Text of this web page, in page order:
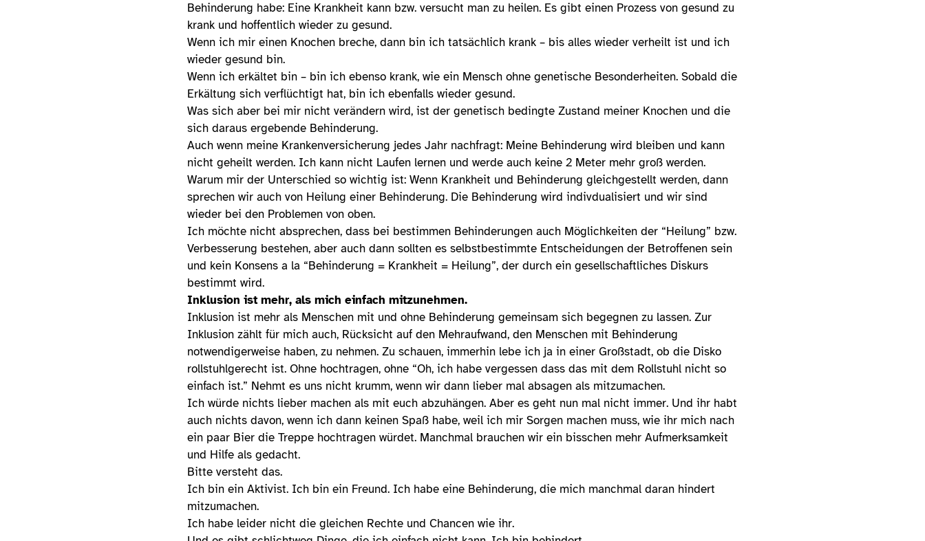
Behinderung habe: Eine Krankheit kann bzw. versucht man zu heilen. Es gibt einen Prozess von gesund zu
krank und hoffentlich wieder zu gesund.
Wenn ich mir einen Knochen breche, dann bin ich tatsächlich krank – bis alles wieder verheilt ist und ich
wieder gesund bin.
Wenn ich erkältet bin – bin ich ebenso krank, wie ein Mensch ohne genetische Besonderheiten. Sobald die
Erkältung sich verflüchtigt hat, bin ich ebenfalls wieder gesund.
Was sich aber bei mir nicht verändern wird, ist der genetisch bedingte Zustand meiner Knochen und die
sich daraus ergebende Behinderung.
Auch wenn meine Krankenversicherung jedes Jahr nachfragt: Meine Behinderung wird bleiben und kann
nicht geheilt werden. Ich kann nicht Laufen lernen und werde auch keine 2 Meter mehr groß werden.
Warum mir der Unterschied so wichtig ist: Wenn Krankheit und Behinderung gleichgestellt werden, dann
sprechen wir auch von Heilung einer Behinderung. Die Behinderung wird indivdualisiert und wir sind
wieder bei den Problemen von oben.
Ich möchte nicht absprechen, dass bei bestimmen Behinderungen auch Möglichkeiten der “Heilung” bzw.
Verbesserung bestehen, aber auch dann sollten es selbstbestimmte Entscheidungen der Betroffenen sein
und kein Konsens a la “Behinderung = Krankheit = Heilung”, der durch ein gesellschaftliches Diskurs
bestimmt wird.
Inklusion ist mehr, als mich einfach mitzunehmen.
Inklusion ist mehr als Menschen mit und ohne Behinderung gemeinsam sich begegnen zu lassen. Zur
Inklusion zählt für mich auch, Rücksicht auf den Mehraufwand, den Menschen mit Behinderung
notwendigerweise haben, zu nehmen. Zu schauen, immerhin lebe ich ja in einer Großstadt, ob die Disko
rollstuhlgerecht ist. Ohne hochtragen, ohne “Oh, ich habe vergessen dass das mit dem Rollstuhl nicht so
einfach ist.” Nehmt es uns nicht krumm, wenn wir dann lieber mal absagen als mitzumachen.
Ich würde nichts lieber machen als mit euch abzuhängen. Aber es geht nun mal nicht immer. Und ihr habt
auch nichts davon, wenn ich dann keinen Spaß habe, weil ich mir Sorgen machen muss, wie ihr mich nach
ein paar Bier die Treppe hochtragen würdet. Manchmal brauchen wir ein bisschen mehr Aufmerksamkeit
und Hilfe als gedacht.
Bitte versteht das.
Ich bin ein Aktivist. Ich bin ein Freund. Ich habe eine Behinderung, die mich manchmal daran hindert
mitzumachen.
Ich habe leider nicht die gleichen Rechte und Chancen wie ihr.